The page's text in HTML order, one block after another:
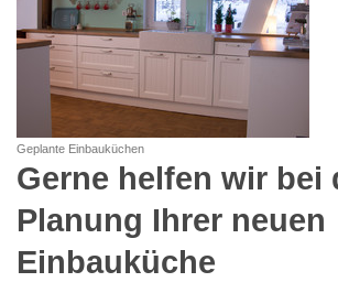
Geplante Einbauküchen
Gerne helfen wir bei
Planung Ihrer neuen
Einbauküche